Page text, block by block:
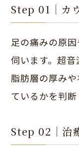
Step 01｜カ
足の痛みの原
伺います。超
脂肪層の厚み
ているかを判断
Step 02｜治